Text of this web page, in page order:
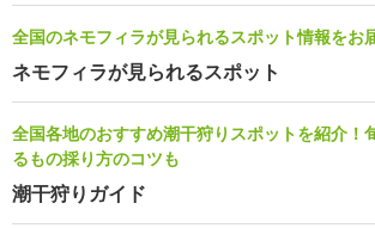
全国のネモフィラが見られるスポット情報をお
ネモフィラが見られるスポット
全国各地のおすすめ潮干狩りスポットを紹介！
るもの採り方のコツも
潮干狩りガイド